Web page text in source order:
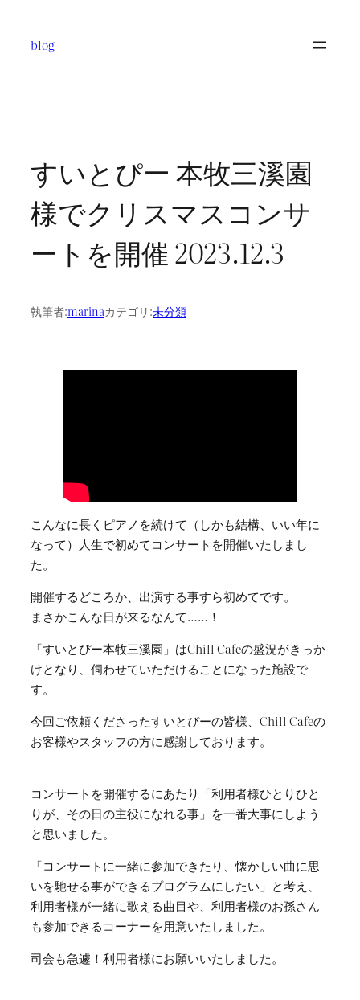
blog
すいとぴー 本牧三溪園
様でクリスマスコンサ
ートを開催 2023.12.3
執筆者:marinaカテゴリ:未分類
こんなに長くピアノを続けて（しかも結構、いい年に
なって）人生で初めてコンサートを開催いたしまし
た。
開催するどころか、出演する事すら初めてです。
まさかこんな日が来るなんて……！
「すいとぴー本牧三溪園」はChill Cafeの盛況がきっか
けとなり、伺わせていただけることになった施設で
す。
今回ご依頼くださったすいとぴーの皆様、Chill Cafeの
お客様やスタッフの方に感謝しております。
コンサートを開催するにあたり「利用者様ひとりひと
りが、その日の主役になれる事」を一番大事にしよう
と思いました。
「コンサートに一緒に参加できたり、懐かしい曲に思
いを馳せる事ができるプログラムにしたい」と考え、
利用者様が一緒に歌える曲目や、利用者様のお孫さん
も参加できるコーナーを用意いたしました。
司会も急遽！利用者様にお願いいたしました。